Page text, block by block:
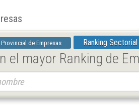
de Empresas Ranking
el mayor Ranking de